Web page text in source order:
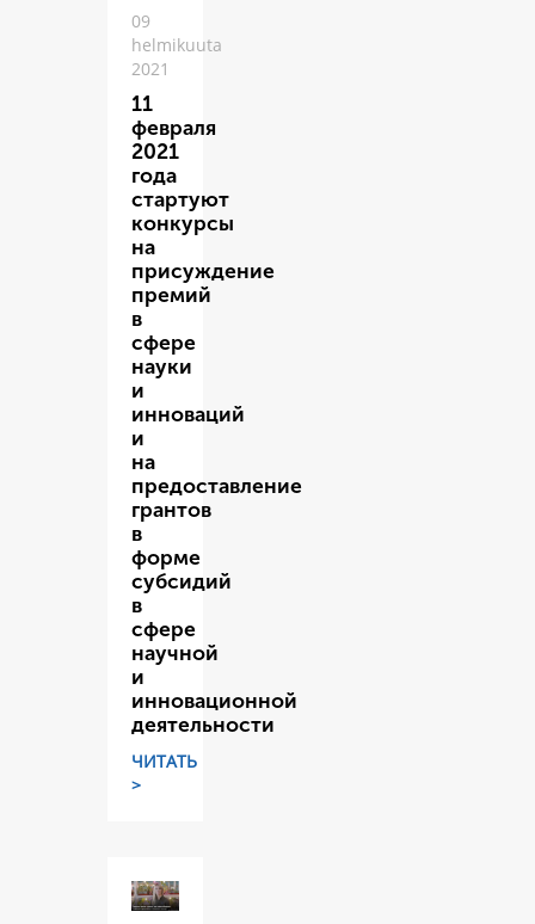
09
helmikuuta
2021
11
февраля
2021
года
стартуют
конкурсы
на
присуждение
премий
в
сфере
науки
и
инноваций
и
на
предоставление
грантов
в
форме
субсидий
в
сфере
научной
и
инновационной
деятельности
ЧИТАТЬ
>